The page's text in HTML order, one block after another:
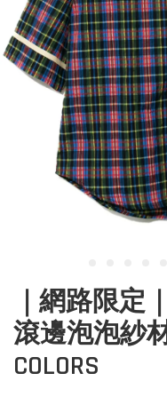
｜網路限定
滾邊泡泡紗
COLORS